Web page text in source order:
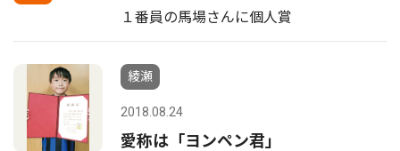
１番員の馬場さんに個人賞
綾瀬
2018.08.24
愛称は「ヨンペン君」